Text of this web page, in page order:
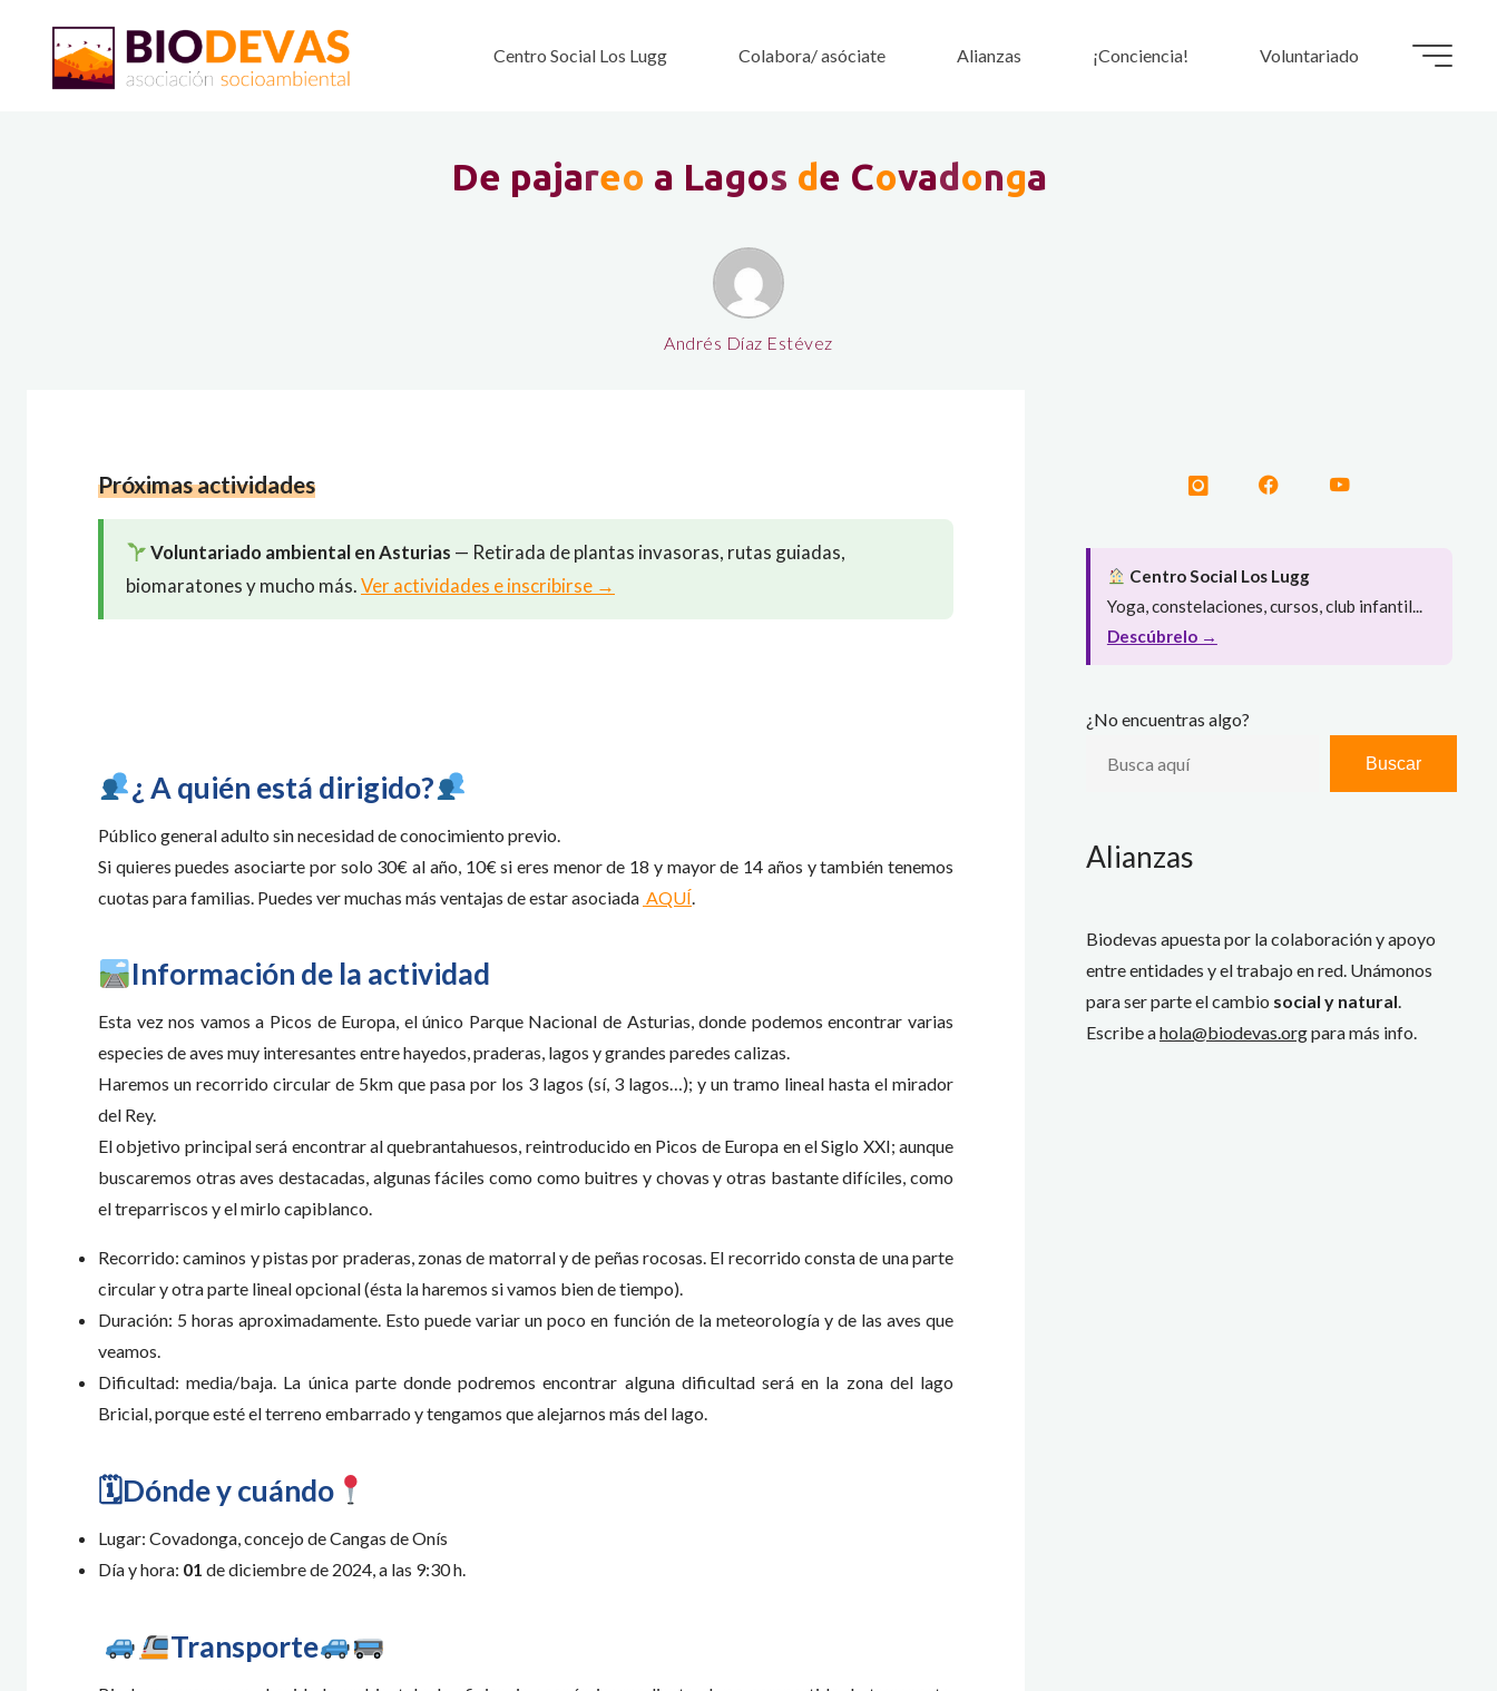
contenido
Centro Social Los Lugg Colabora/ asóciate Alianzas ¡Conciencia! Voluntariado
De pajareo a Lagos de Covadonga
Andrés Díaz Estévez
Próximas actividades
Voluntariado ambiental en Asturias — Retirada de plantas invasoras, rutas guiadas,
biomaratones y mucho más.Ver actividades e inscribirse →
​¿ A quién está dirigido?
Público general adulto sin necesidad de conocimiento previo.
Si quieres puedes asociarte por solo 30€ al año, 10€ si eres menor de 18 y mayor de 14 años y también tenemos
cuotas para familias. Puedes ver muchas más ventajas de estar asociada AQUÍ
Información de la actividad
Esta vez nos vamos a Picos de Europa, el único Parque Nacional de Asturias, donde podemos encontrar varias
especies de aves muy interesantes entre hayedos, praderas, lagos y grandes paredes calizas.
Haremos un recorrido circular de 5km que pasa por los 3 lagos (sí, 3 lagos…); y un tramo lineal hasta el mirador
del Rey.
El objetivo principal será encontrar al quebrantahuesos, reintroducido en Picos de Europa en el Siglo XXI; aunque
buscaremos otras aves destacadas, algunas fáciles como como buitres y chovas y otras bastante difíciles, como
el treparriscos y el mirlo capiblanco.
Recorrido: caminos y pistas por praderas, zonas de matorral y de peñas rocosas. El recorrido consta de una parte
circular y otra parte lineal opcional (ésta la haremos si vamos bien de tiempo).
Duración: 5 horas aproximadamente. Esto puede variar un poco en función de la meteorología y de las aves que
veamos.
Dificultad: media/baja. La única parte donde podremos encontrar alguna dificultad será en la zona del lago
Bricial, porque esté el terreno embarrado y tengamos que alejarnos más del lago.
🗓Dónde y cuándo
Lugar: Covadonga, concejo de Cangas de Onís
Día y hora: 01 de diciembre de 2024, a las 9:30 h.
Transporte
Centro Social Los Lugg
Yoga, constelaciones, cursos, club infantil...
Descúbrelo →
¿No encuentras algo?
Buscar
Alianzas
Biodevas apuesta por la colaboración y apoyo
entre entidades y el trabajo en red. Unámonos
para ser parte el cambio social y natural
Escribe ahola@biodevas.orgpara más info.